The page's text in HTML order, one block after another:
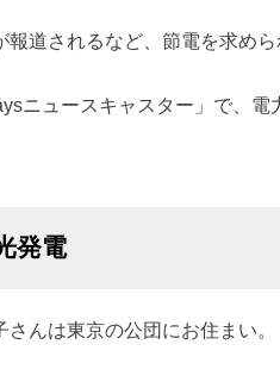
報道されるなど、節電を求めら
ニュースキャスター」で、
発電
さんは東京の公団にお住まい。